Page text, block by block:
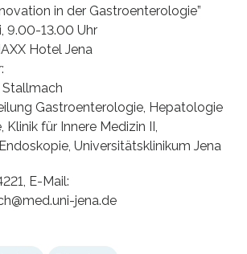
in der Gastroenterologie”
9.00-13.00 Uhr
Hotel Jena
Stallmach
Gastroenterologie, Hepatologie
für Innere Medizin II,
Universitätsklinikum Jena
E-Mail:
jena.de